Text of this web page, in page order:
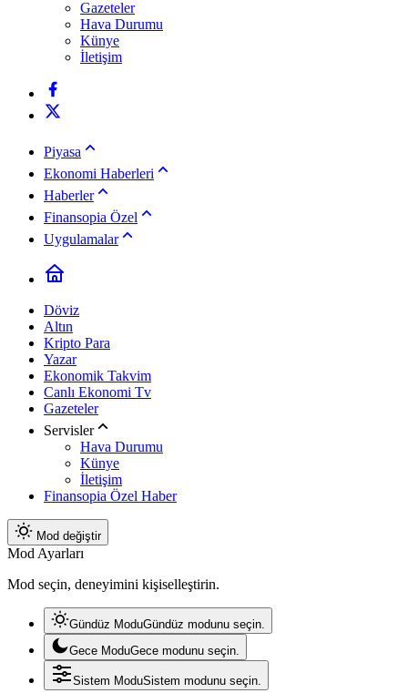
Gazeteler
Hava Durumu
Künye
İletişim
Piyasa
Ekonomi Haberleri
Haberler
Finansopia Özel
Uygulamalar
Döviz
Altın
Kripto Para
Yazar
Ekonomik Takvim
Canlı Ekonomi Tv
Gazeteler
Servisler
Hava Durumu
Künye
İletişim
Finansopia Özel Haber
Mod değiştir
Mod Ayarları
Mod seçin, deneyimini kişiselleştirin.
Gündüz ModuGündüz modunu seçin.
Gece ModuGece modunu seçin.
Sistem ModuSistem modunu seçin.